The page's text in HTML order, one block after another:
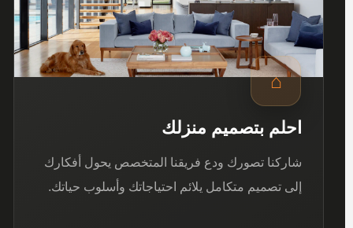
⌂
احلم بتصميم منزلك
شاركنا تصورك ودع فريقنا المتخصص يحول أفكارك
إلى تصميم متكامل يلائم احتياجاتك وأسلوب حياتك.